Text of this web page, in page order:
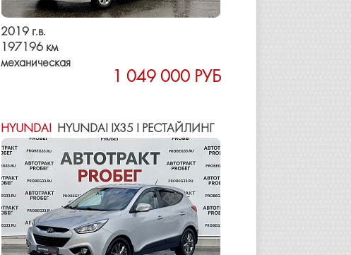
2019 г.в.
197196 км
механическая
1 049 000 РУБ
HYUNDAI HYUNDAI IX35 I РЕСТАЙЛИНГ